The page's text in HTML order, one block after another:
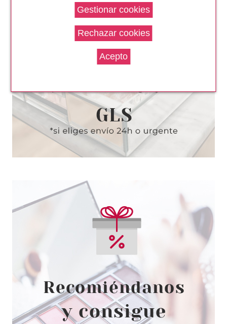
PACO RABANNE
PACO RABANNE INVICTUS
AFTER SHAVE LOCION 100 ML
PACO RABANNE
PACO RABANNE 1 MILLION
AFTER SHAVE LOTION 100 ML
Pvr 69.00€
-52%
desde
32.90€